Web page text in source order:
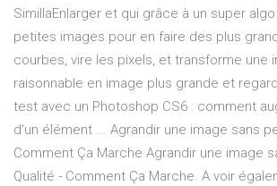
SimillaEnlarger et qui grâce à un super
petites images pour en faire des plus
courbes, vire les pixels, et transforme une
raisonnable en image plus grande et
test avec un Photoshop CS6 : comment
d'un élément ... Agrandir une image sans
Comment Ça Marche Agrandir une image
Qualité - Comment Ça Marche. A voir